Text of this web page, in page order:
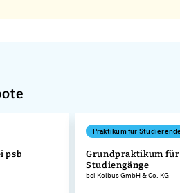
psb
Praktikum für
Grundpraktikum
Studiengänge
bei Kolbus GmbH & Co. KG